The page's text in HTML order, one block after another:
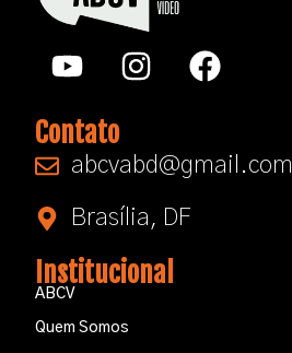
Contato
abcvabd@gmail.com​
Brasília, DF
Institucional
ABCV
Quem Somos